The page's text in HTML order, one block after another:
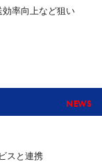
率向上など狙い
NEWS
スと連携